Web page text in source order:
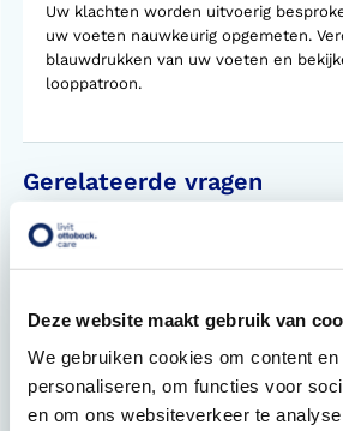
Deze website maakt gebruik van
We gebruiken cookies om content
personaliseren, om functies voor
en om ons websiteverkeer te
Uw klachten worden uitvoerig
uw voeten nauwkeurig opgemeten.
blauwdrukken van uw voeten en
looppatroon.
Gerelateerde vragen
Wat kunnen verbandschoenen voor
Hoe kan ik mijn verbandschoenen het
onderhouden?